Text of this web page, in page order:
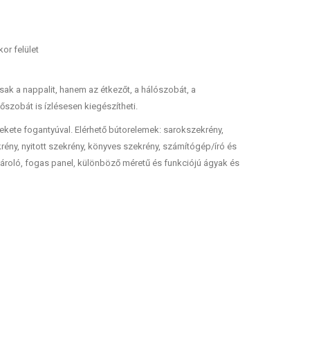
felület
a nappalit, hanem az étkezőt, a hálószobát, a
is ízlésesen kiegészítheti.
fogantyúval. Elérhető bútorelemek: sarokszekrény,
nyitott szekrény, könyves szekrény, számítógép/író és
fogas panel, különböző méretű és funkciójú ágyak és